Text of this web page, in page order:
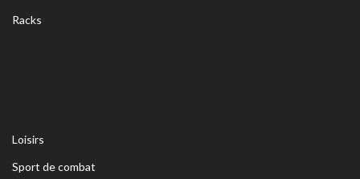
Racks
Loisirs
Sport de combat